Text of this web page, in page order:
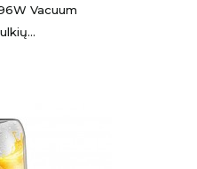
Vacuum